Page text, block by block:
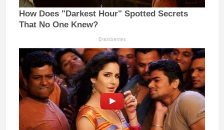
How Does "Darkest Hour" Spotted Secrets
That No One Knew?
Brainberries